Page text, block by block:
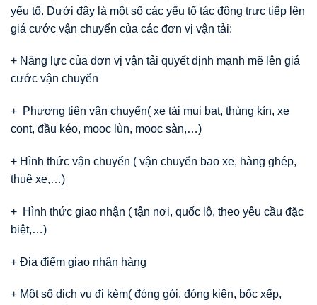
yếu tố. Dưới đây là một số các yếu tố tác động trực tiếp lên
giá cước vận chuyển của các đơn vị vận tải:
+ Năng lực của đơn vị vận tải quyết định mạnh mẽ lên giá
cước vận chuyển
+ Phương tiện vận chuyển( xe tải mui bạt, thùng kín, xe
cont, đầu kéo, mooc lùn, mooc sàn,…)
+ Hình thức vận chuyển ( vận chuyển bao xe, hàng ghép,
thuê xe,…)
+ Hình thức giao nhận ( tận nơi, quốc lộ, theo yêu cầu đặc
biệt,…)
+ Đia điểm giao nhận hàng
+ Một số dịch vụ đi kèm( đóng gói, đóng kiện, bốc xếp,